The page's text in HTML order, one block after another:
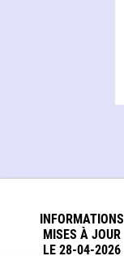
INFORMATIONS
MISES À JOUR
LE 28-04-2026